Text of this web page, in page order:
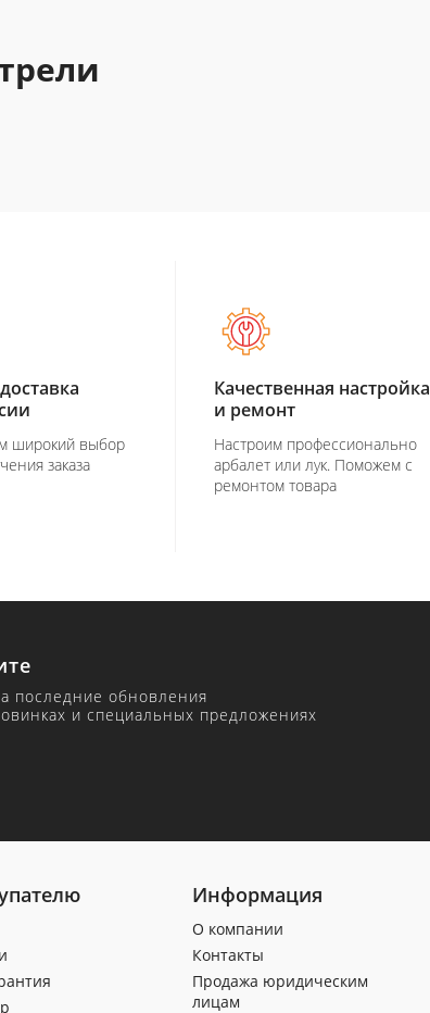
широкий выбор
заказа
Качественная настройка
и ремонт
Настроим профессионально
арбалет или лук. Поможем с
ремонтом товара
последние обновления
и специальных предложениях
Информация
О компании
Контакты
Продажа юридическим
лицам